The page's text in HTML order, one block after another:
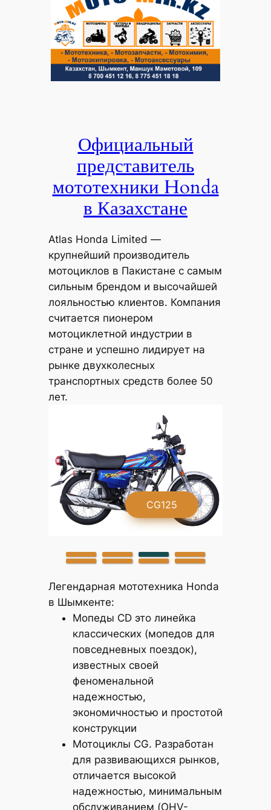
Официальный
представитель
мототехники Honda
в Казахстане
Atlas Honda Limited —
крупнейший производитель
мотоциклов в Пакистане с самым
сильным брендом и высочайшей
лояльностью клиентов. Компания
считается пионером
мотоциклетной индустрии в
стране и успешно лидирует на
рынке двухколесных
транспортных средств более 50
лет.
CG125
Легендарная мототехника Honda
в Шымкенте:
Мопеды CD это линейка
классических (мопедов для
повседневных поездок),
известных своей
феноменальной
надежностью,
экономичностью и простотой
конструкции
Мотоциклы CG. Разработан
для развивающихся рынков,
отличается высокой
надежностью, минимальным
обслуживанием (OHV-